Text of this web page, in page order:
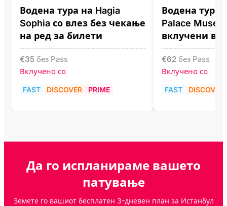
Водена тура на Hagia
Sophia со влез без чекање
на ред за билети
€35 без Pass
Вклучено со
FAST DISCOVER PRIME
Водена тура
Palace
вклучени
€62 без Pass
Вклучено со
FAST DISCOVER
Да го испланираме вашето
патување
Земете го вашиот бесплатен 3-дневен план за Истанбул